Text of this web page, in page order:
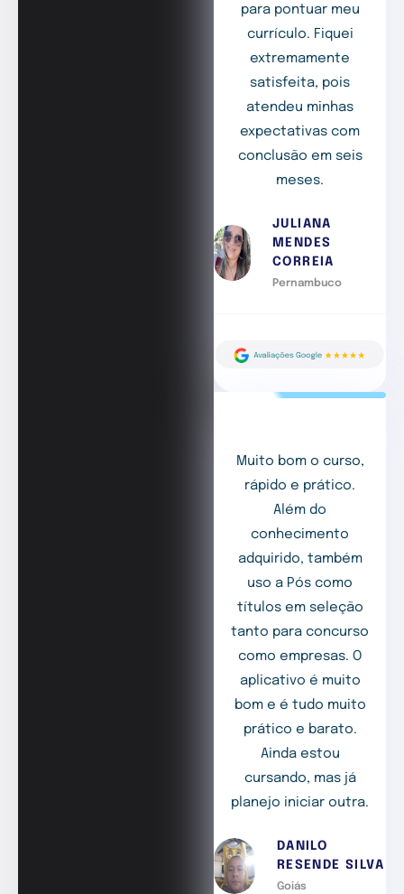
para pontuar meu
currículo. Fiquei
extremamente
satisfeita, pois
atendeu minhas
expectativas com
conclusão em seis
meses.
JULIANA
MENDES
CORREIA
Pernambuco
Muito bom o curso,
rápido e prático.
Além do
conhecimento
adquirido, também
uso a Pós como
títulos em seleção
tanto para concurso
como empresas. O
aplicativo é muito
bom e é tudo muito
prático e barato.
Ainda estou
cursando, mas já
planejo iniciar outra.
DANILO
RESENDE SILVA
Goiás